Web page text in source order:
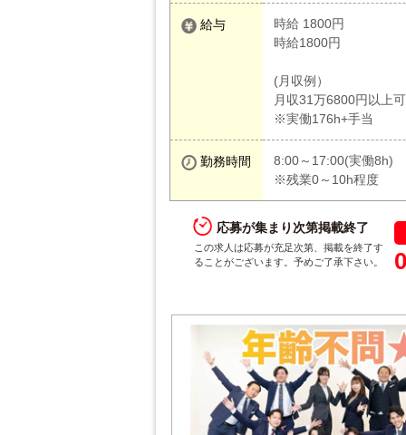
給与
時給 1800円
時給1800円
(月収例）
月収31万6800円以上可
※実働176h+手当
勤務時間
8:00～17:00(実働8h)
※残業0～10h程度
応募が集まり次第掲載終了
この求人は応募が充足次第、掲載を終了す
ることがございます。予めご了承下さい。